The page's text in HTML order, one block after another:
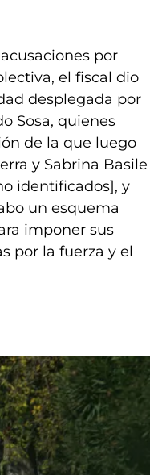
por
el fiscal dio
desplegada por
Sosa, quienes
de la que luego
y Sabrina Basile
identificados], y
un esquema
imponer sus
por la fuerza y el